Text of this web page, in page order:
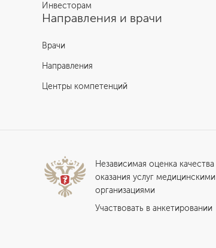
Инвесторам
Направления и врачи
Врачи
Направления
Центры компетенций
Независимая оценка качества
оказания услуг медицинскими
организациями
Участвовать в анкетировании